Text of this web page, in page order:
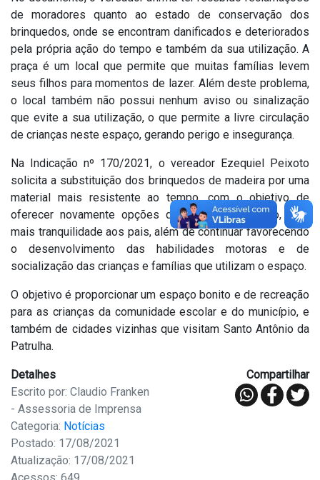
de moradores quanto ao estado de conservação dos
brinquedos, onde se encontram danificados e deteriorados
pela própria ação do tempo e também da sua utilização. A
praça é um local que permite que muitas famílias levem
seus filhos para momentos de lazer. Além deste problema,
o local também não possui nenhum aviso ou sinalização
que evite a sua utilização, o que permite a livre circulação
de crianças neste espaço, gerando perigo e insegurança.
Na Indicação nº 170/2021, o vereador Ezequiel Peixoto
solicita a substituição dos brinquedos de madeira por uma
material mais resistente ao tempo, com o objetivo de
oferecer novamente opções de lazer. Além disso, dará
mais tranquilidade aos pais, além de continuar favorecendo
o desenvolvimento das habilidades motoras e de
socialização das crianças e famílias que utilizam o espaço.
O objetivo é proporcionar um espaço bonito e de recreação
para as crianças da comunidade escolar e do município, e
também de cidades vizinhas que visitam Santo Antônio da
Patrulha.
Detalhes
Escrito por: Claudio Franken
- Assessoria de Imprensa
Categoria: Notícias
Postado: 17/08/2021
Atualização: 17/08/2021
Compartilhar